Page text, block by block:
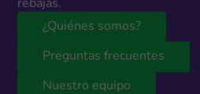
rebajas.
¿Quiénes somos?
Preguntas frecuentes
Nuestro equipo